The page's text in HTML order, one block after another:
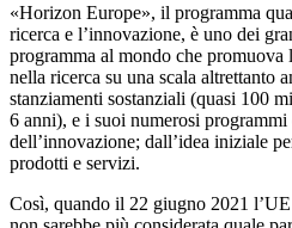
«Horizon Europe», il programma
ricerca e l’innovazione, è uno dei
programma al mondo che promuova
nella ricerca su una scala altrettanto
stanziamenti sostanziali (quasi 100
6 anni), e i suoi numerosi programmi
dell’innovazione; dall’idea iniziale
prodotti e servizi.
Così, quando il 22 giugno 2021